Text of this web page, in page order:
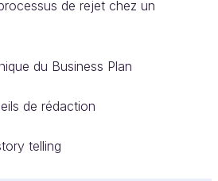
de rejet chez un
du Business Plan
de rédaction
telling
à ces questions !
approcher un investisseur